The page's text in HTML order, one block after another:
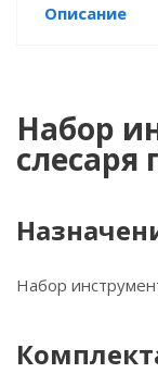
Описание
Набор
слесаря
Набор